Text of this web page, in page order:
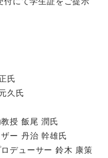
氏
久氏
授 飯尾 潤氏
ー 丹治 幹雄氏
デューサー 鈴木 康策